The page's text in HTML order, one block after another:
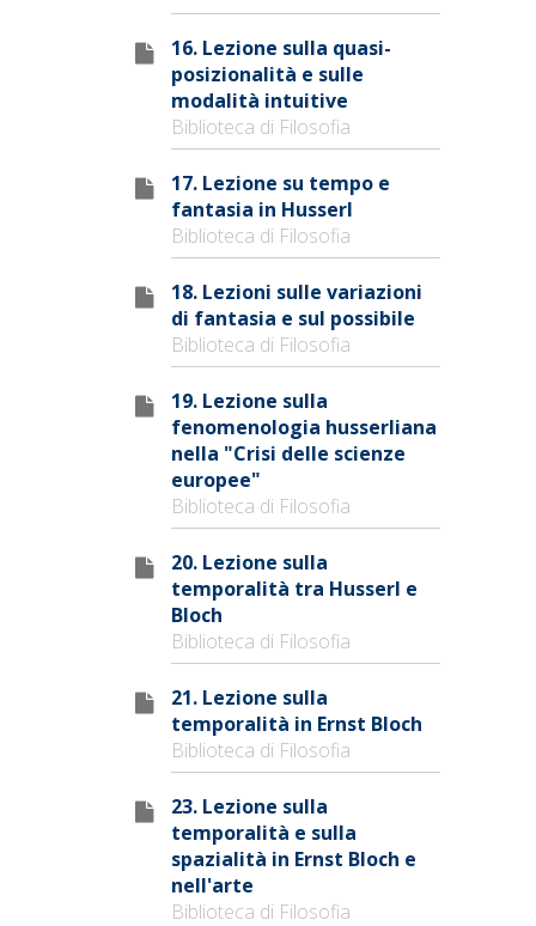
16. Lezione sulla quasi-
posizionalità e sulle
modalità intuitive
Biblioteca di Filosofia
17. Lezione su tempo e
fantasia in Husserl
Biblioteca di Filosofia
18. Lezioni sulle variazioni
di fantasia e sul possibile
Biblioteca di Filosofia
19. Lezione sulla
fenomenologia husserliana
nella "Crisi delle scienze
europee"
Biblioteca di Filosofia
20. Lezione sulla
temporalità tra Husserl e
Bloch
Biblioteca di Filosofia
21. Lezione sulla
temporalità in Ernst Bloch
Biblioteca di Filosofia
23. Lezione sulla
temporalità e sulla
spazialità in Ernst Bloch e
nell'arte
Biblioteca di Filosofia